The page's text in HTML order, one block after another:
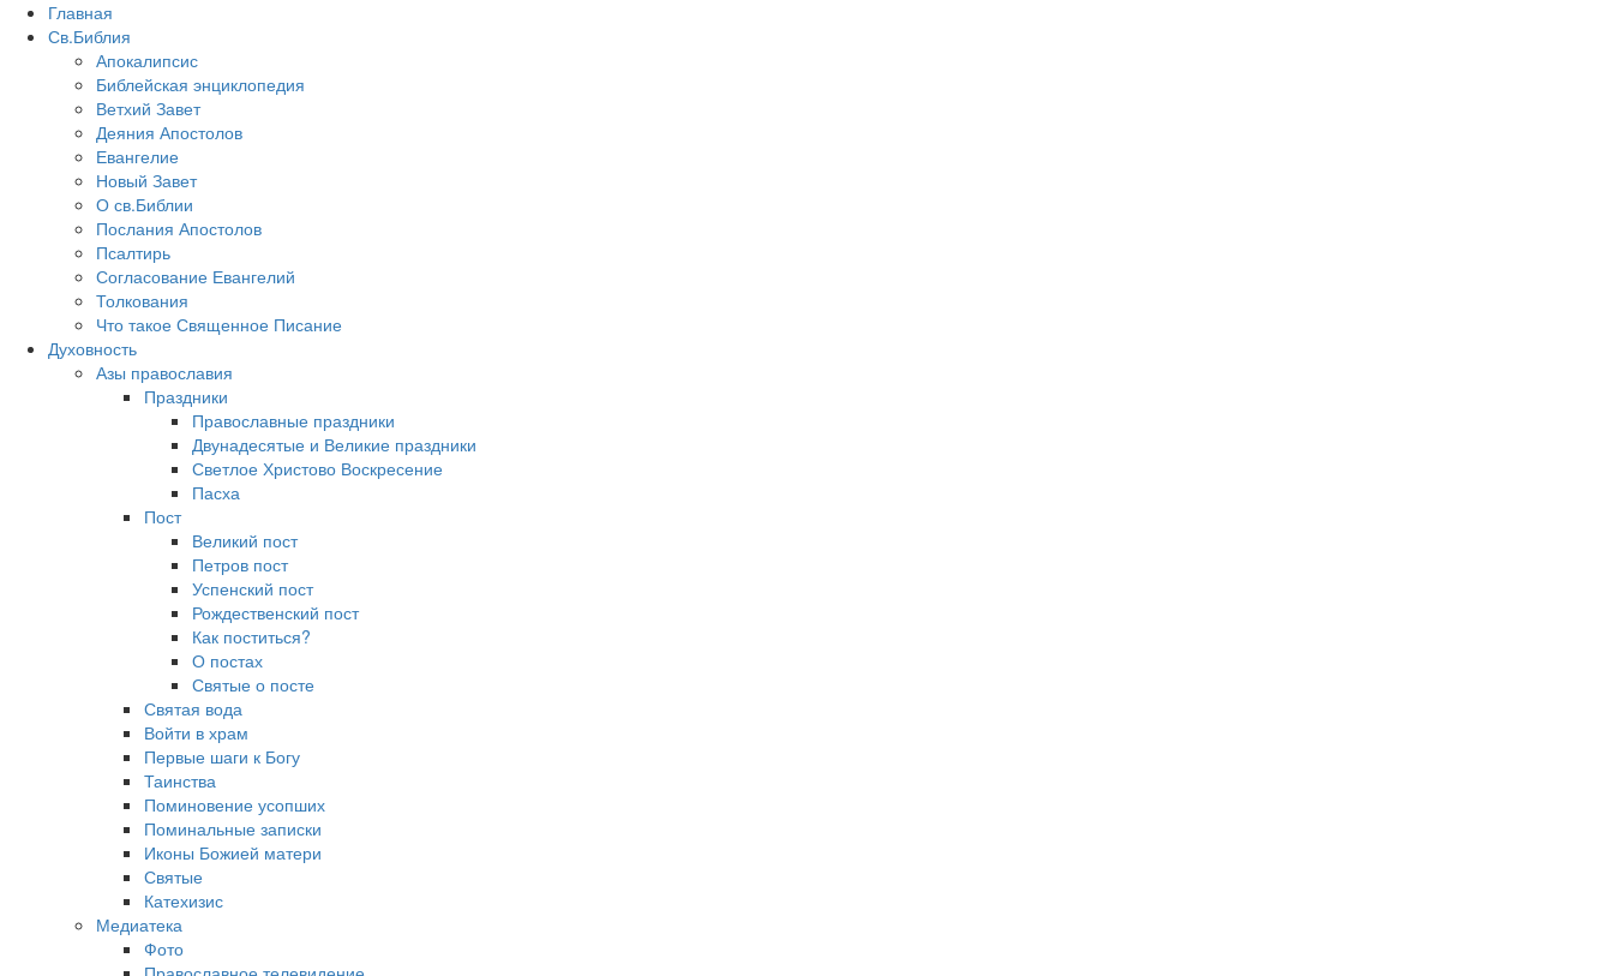
Главная
Св.Библия
Апокалипсис
Библейская энциклопедия
Ветхий Завет
Деяния Апостолов
Евангелие
Новый Завет
О св.Библии
Послания Апостолов
Псалтирь
Согласование Евангелий
Толкования
Что такое Священное Писание
Духовность
Азы православия
Праздники
Православные праздники
Двунадесятые и Великие праздники
Светлое Христово Воскресение
Пасха
Пост
Великий пост
Петров пост
Успенский пост
Рождественский пост
Как поститься?
О постах
Святые о посте
Святая вода
Войти в храм
Первые шаги к Богу
Таинства
Поминовение усопших
Поминальные записки
Иконы Божией матери
Святые
Катехизис
Медиатека
Фото